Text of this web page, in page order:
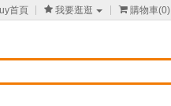
首頁  我要逛逛  購物車(0)